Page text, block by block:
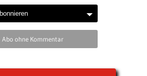
Abo ohne Kommentar